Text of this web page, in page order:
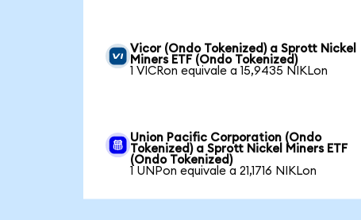
Vicor (Ondo Tokenized) a Sprott Nickel
Miners ETF (Ondo Tokenized)
1 VICRon equivale a 15,9435 NIKLon
Union Pacific Corporation (Ondo
Tokenized) a Sprott Nickel Miners ETF
(Ondo Tokenized)
1 UNPon equivale a 21,1716 NIKLon